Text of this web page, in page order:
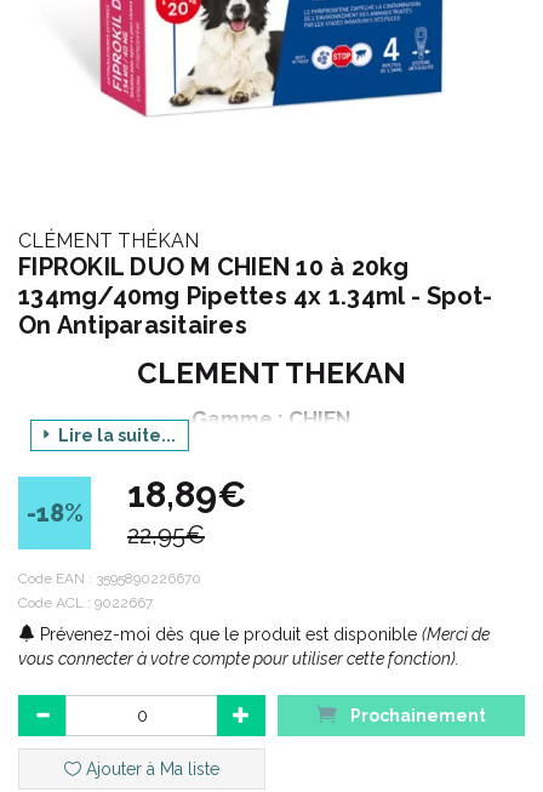
CLÉMENT THÉKAN
FIPROKIL DUO M CHIEN 10 à 20kg
134mg/40mg Pipettes 4x 1.34ml - Spot-
On Antiparasitaires
CLEMENT THEKAN
Gamme : CHIEN
Produit : FIPROKIL DUO
FIPRONIL + PYRIPROXIFENE
Déclinaison : M - CHIEN de 10 à 20 kg
Conditionnement : 4 pipettes de 1.34 ml
Code ACL : 9022667
Code EAN : 3595890226670
Lire la suite...
-18% 18,89€
22,95€
Code EAN : 3595890226670
Code ACL : 9022667
Prévenez-moi dès que le produit est disponible (Merci de
vous connecter à votre compte pour utiliser cette fonction).
Prochainement
Ajouter à Ma liste